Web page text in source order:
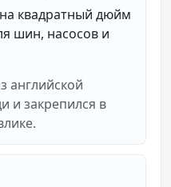
квадратный дюйм
шин, насосов и
английской
и закрепился в